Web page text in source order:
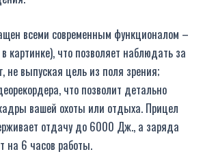
всеми современным функционалом –
картинке), что позволяет наблюдать за
не выпуская цель из поля зрения;
что позволит детально
вашей охоты или отдыха. Прицел
отдачу до 6000 Дж., а заряда
на 6 часов работы.